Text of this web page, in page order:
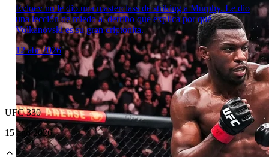
Laboratorio Técnico
Evloev no le dio una masterclass de striking a Murphy. Le dio
una lección de miedo al derribo que explica por qué
Volkanovski es su gran criptonita.
12 abr 2026
UFC 330
15 ago 2026